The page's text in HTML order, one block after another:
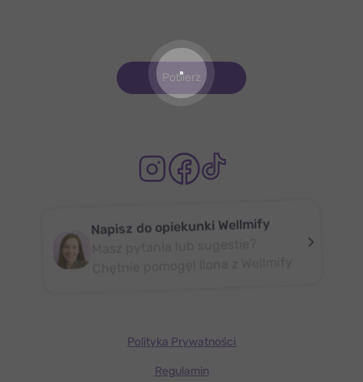
Pobierz
Napisz do opiekunki Wellmify
Polityka Prywatności
Regulamin